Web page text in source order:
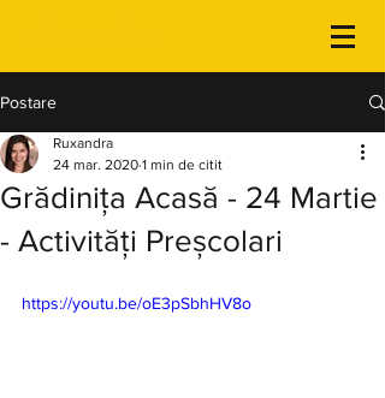
Postare
Grădinița Acasă - 24 Martie
- Activități Preșcolari
Ruxandra
24 mar. 2020 1 min de citit
https://youtu.be/oE3pSbhHV8o